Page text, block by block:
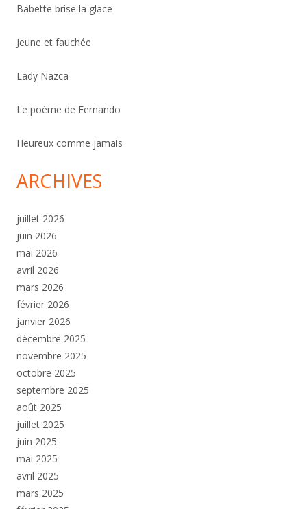
Babette brise la glace
Jeune et fauchée
Lady Nazca
Le poème de Fernando
Heureux comme jamais
ARCHIVES
juillet 2026
juin 2026
mai 2026
avril 2026
mars 2026
février 2026
janvier 2026
décembre 2025
novembre 2025
octobre 2025
septembre 2025
août 2025
juillet 2025
juin 2025
mai 2025
avril 2025
mars 2025